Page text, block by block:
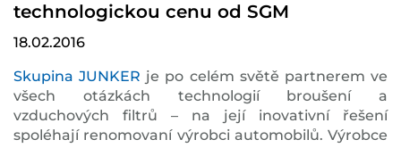
technologickou cenu od SGM
18.02.2016
Skupina JUNKER je po celém světě partnerem ve
všech otázkách technologií broušení a
vzduchových filtrů – na její inovativní řešení
spoléhají renomovaní výrobci automobilů. Výrobce